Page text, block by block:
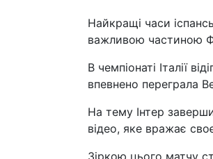
Найкращі часи
важливою частиною
В чемпіонаті Італії
впевнено переграла
На тему Інтер
відео, яке вражає
Зіркою цього матчу